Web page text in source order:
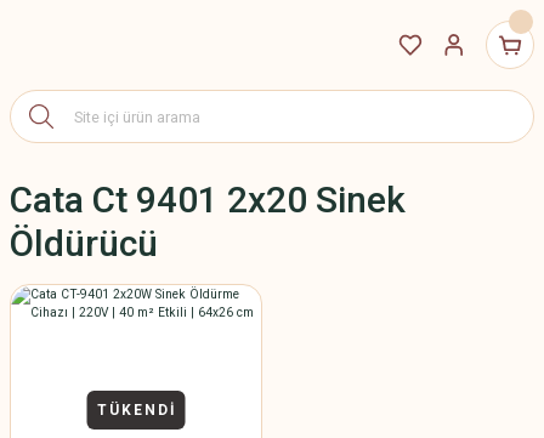
Cata Ct 9401 2x20 Sinek
Öldürücü
TÜKENDİ